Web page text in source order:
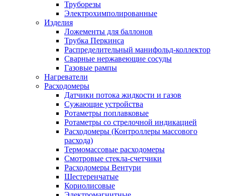
Труборезы
Электрохимполированные
Изделия
Ложементы для баллонов
Трубка Перкинса
Распределительный манифольд-коллектор
Сварные нержавеющие сосуды
Газовые рампы
Нагреватели
Расходомеры
Датчики потока жидкости и газов
Сужающие устройства
Ротаметры поплавковые
Ротаметры со стрелочной индикацией
Расходомеры (Контроллеры массового
расхода)
Термомассовые расходомеры
Смотровые стекла-счетчики
Расходомеры Вентури
Шестеренчатые
Кориолисовые